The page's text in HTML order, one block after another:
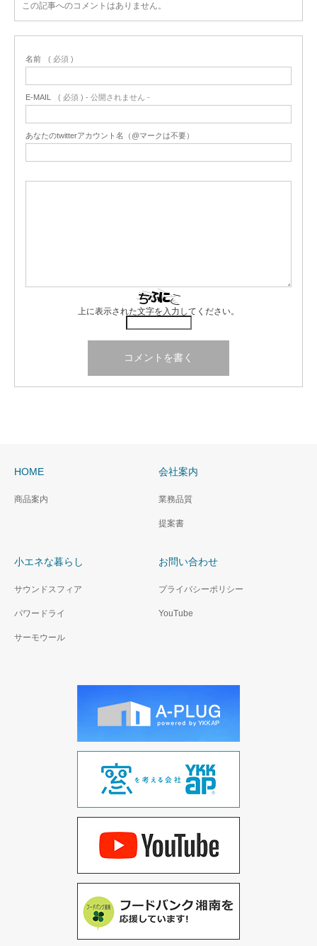
この記事へのコメントはありません。
名前 ( 必須 )
E-MAIL ( 必須 ) - 公開されません -
あなたのtwitterアカウント名（@マークは不要）
上に表示された文字を入力してください。
HOME
商品案内
会社案内
業務品質
提案書
小エネな暮らし
サウンドスフィア
パワードライ
サーモウール
お問い合わせ
プライバシーポリシー
YouTube